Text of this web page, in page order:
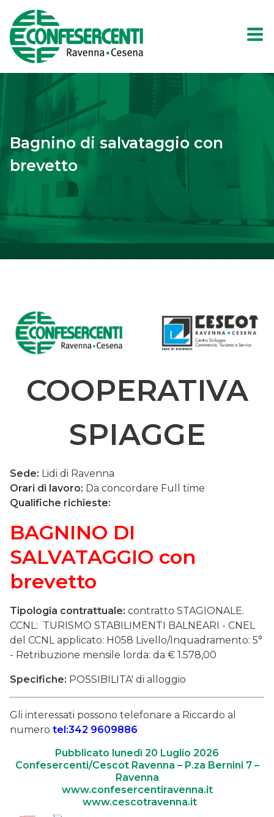
Bagnino di salvataggio con
brevetto
COOPERATIVA
SPIAGGE
Sede: Lidi di Ravenna
Orari di lavoro: Da concordare Full time
Qualifiche richieste:
BAGNINO DI
SALVATAGGIO con
brevetto
Tipologia contrattuale: contratto STAGIONALE.
CCNL: TURISMO STABILIMENTI BALNEARI - CNEL
del CCNL applicato: H058 Livello/Inquadramento: 5°
- Retribuzione mensile lorda: da € 1.578,00
Specifiche: POSSIBILITA' di alloggio
Gli interessati possono telefonare a Riccardo al
numero tel:342 9609886
Pubblicato lunedì 20 Luglio 2026
Confesercenti/Cescot Ravenna – P.za Bernini 7 –
Ravenna
www.confesercentiravenna.it
www.cescotravenna.it